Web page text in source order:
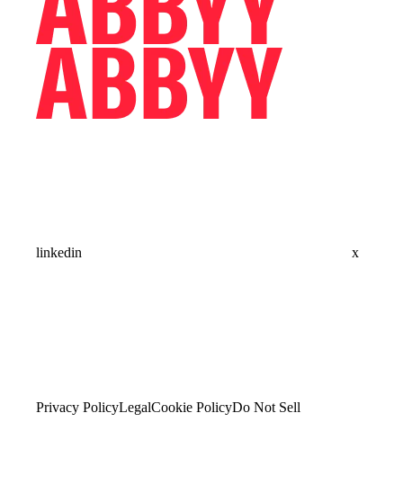
linkedin x
Privacy PolicyLegalCookie PolicyDo Not Sell